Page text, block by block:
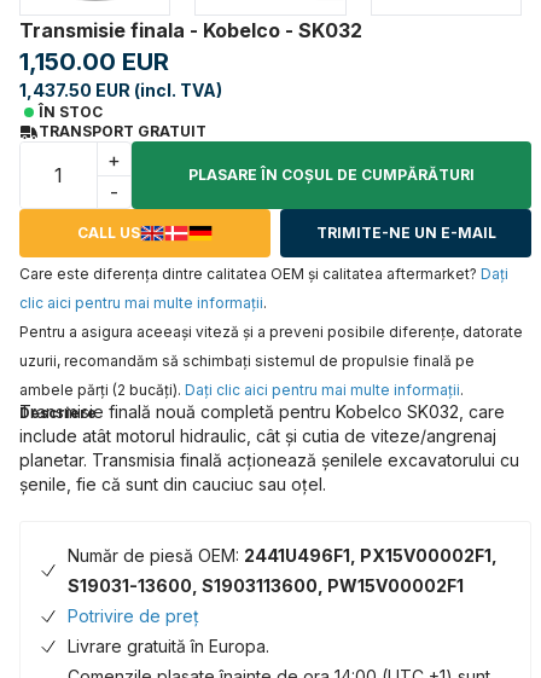
Transmisie finala - Kobelco - SK032
1,150.00 EUR
1,437.50 EUR (incl. TVA)
ÎN STOC
TRANSPORT GRATUIT
+
-
PLASARE ÎN COŞUL DE CUMPĂRĂTURI
CALL US TRIMITE-NE UN E-MAIL
Care este diferența dintre calitatea OEM și calitatea aftermarket? Daţi
clic aici pentru mai multe informaţii.
Pentru a asigura aceeaşi viteză şi a preveni posibile diferenţe, datorate
uzurii, recomandăm să schimbaţi sistemul de propulsie finală pe
ambele părţi (2 bucăţi). Daţi clic aici pentru mai multe informaţii.
Descriere
Transmisie finală nouă completă pentru Kobelco SK032, care
include atât motorul hidraulic, cât și cutia de viteze/angrenaj
planetar. Transmisia finală acționează șenilele excavatorului cu
șenile, fie că sunt din cauciuc sau oțel.
Număr de piesă OEM: 2441U496F1, PX15V00002F1,
S19031-13600, S1903113600, PW15V00002F1
Potrivire de preț
Livrare gratuită în Europa.